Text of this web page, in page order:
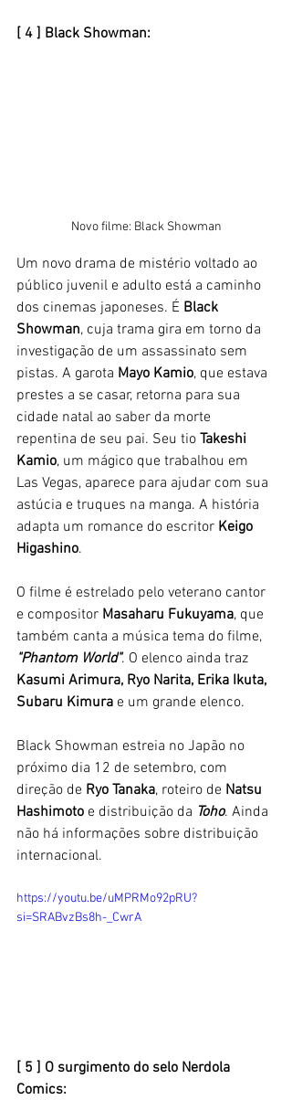
[ 4 ] Black Showman:
Novo filme: Black Showman
Um novo drama de mistério voltado ao
público juvenil e adulto está a caminho
dos cinemas japoneses. É Black
Showman, cuja trama gira em torno da
investigação de um assassinato sem
pistas. A garota Mayo Kamio, que estava
prestes a se casar, retorna para sua
cidade natal ao saber da morte
repentina de seu pai. Seu tio Takeshi
Kamio, um mágico que trabalhou em
Las Vegas, aparece para ajudar com sua
astúcia e truques na manga. A história
adapta um romance do escritor Keigo
Higashino.
O filme é estrelado pelo veterano cantor
e compositor Masaharu Fukuyama, que
também canta a música tema do filme,
"Phantom World". O elenco ainda traz
Kasumi Arimura, Ryo Narita, Erika Ikuta,
Subaru Kimura e um grande elenco.
Black Showman estreia no Japão no
próximo dia 12 de setembro, com
direção de Ryo Tanaka, roteiro de Natsu
Hashimoto e distribuição da Toho. Ainda
não há informações sobre distribuição
internacional.
https://youtu.be/uMPRMo92pRU?
si=SRABvzBs8h-_CwrA
[ 5 ] O surgimento do selo Nerdola
Comics: